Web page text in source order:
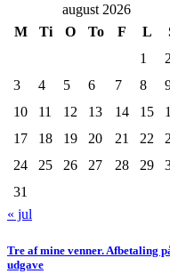
Tre af mine venner. Afbetaling
udgave
august 2026
M
Ti O To F L
1
2
3
4 5 6 7 8
10
11 12 13 14 15
17
18 19 20 21 22
24
25 26 27 28 29
31
« jul